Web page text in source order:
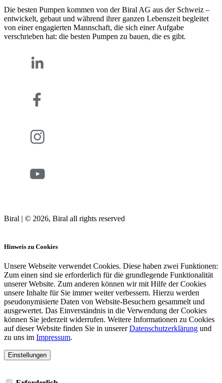
Die besten Pumpen kommen von der Biral AG aus der Schweiz –
entwickelt, gebaut und während ihrer ganzen Lebenszeit begleitet
von einer engagierten Mannschaft, die sich einer Aufgabe
verschrieben hat: die besten Pumpen zu bauen, die es gibt.
Biral | © 2026, Biral all rights reserved
Hinweis zu Cookies
Unsere Webseite verwendet Cookies. Diese haben zwei Funktionen:
Zum einen sind sie erforderlich für die grundlegende Funktionalität
unserer Website. Zum anderen können wir mit Hilfe der Cookies
unsere Inhalte für Sie immer weiter verbessern. Hierzu werden
pseudonymisierte Daten von Website-Besuchern gesammelt und
ausgewertet. Das Einverständnis in die Verwendung der Cookies
können Sie jederzeit widerrufen. Weitere Informationen zu Cookies
auf dieser Website finden Sie in unsererDatenschutzerklärung und
zu uns im Impressum.
Einstellungen